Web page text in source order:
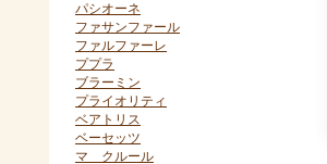
パシオーネ
ファサンファール
ファルファーレ
ププラ
ブラーミン
プライオリティ
ベアトリス
ベーセッツ
マ クルール